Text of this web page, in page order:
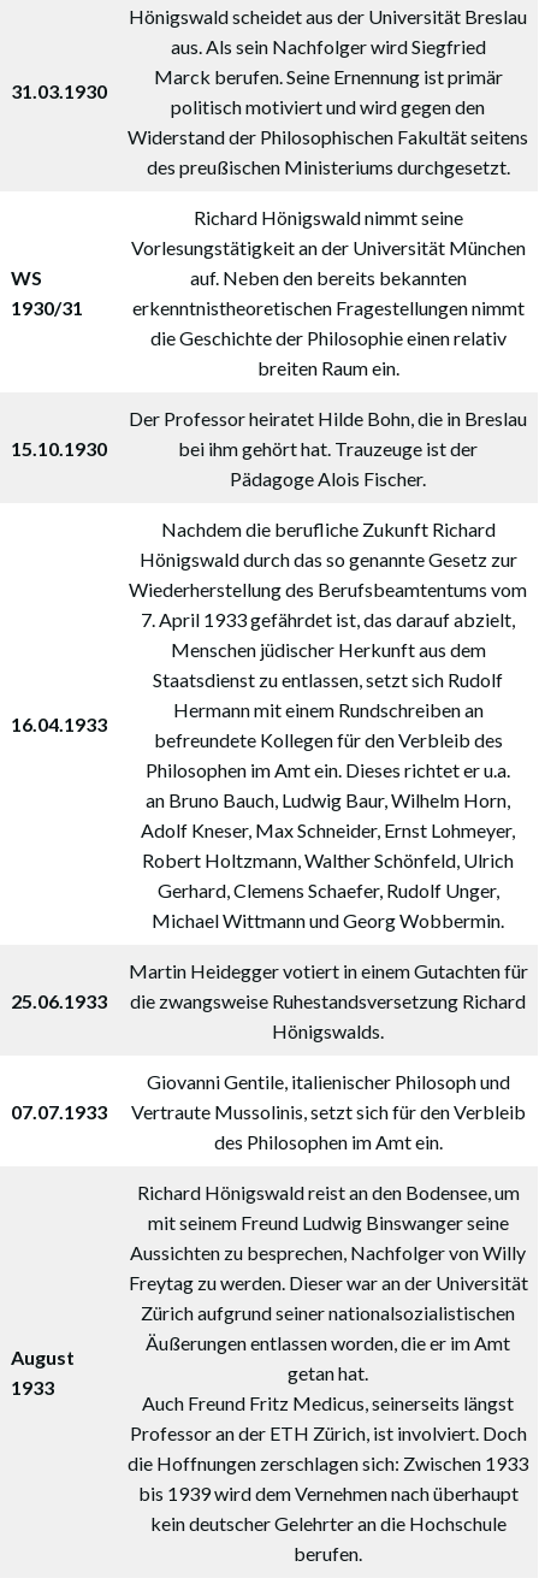
31.03.1930
Hönigswald scheidet aus der Universität Breslau
aus. Als sein Nachfolger wird Siegfried
Marck berufen. Seine Ernennung ist primär
politisch motiviert und wird gegen den
Widerstand der Philosophischen Fakultät seitens
des preußischen Ministeriums durchgesetzt.
WS
1930/31
Richard Hönigswald nimmt seine
Vorlesungstätigkeit an der Universität München
auf. Neben den bereits bekannten
erkenntnistheoretischen Fragestellungen nimmt
die Geschichte der Philosophie einen relativ
breiten Raum ein.
15.10.1930
Der Professor heiratet Hilde Bohn, die in Breslau
bei ihm gehört hat. Trauzeuge ist der
Pädagoge Alois Fischer.
16.04.1933
Nachdem die berufliche Zukunft Richard
Hönigswald durch das so genannte Gesetz zur
Wiederherstellung des Berufsbeamtentums vom
7. April 1933 gefährdet ist, das darauf abzielt,
Menschen jüdischer Herkunft aus dem
Staatsdienst zu entlassen, setzt sich Rudolf
Hermann mit einem Rundschreiben an
befreundete Kollegen für den Verbleib des
Philosophen im Amt ein. Dieses richtet er u.a.
an Bruno Bauch, Ludwig Baur, Wilhelm Horn,
Adolf Kneser, Max Schneider, Ernst Lohmeyer,
Robert Holtzmann, Walther Schönfeld, Ulrich
Gerhard, Clemens Schaefer, Rudolf Unger,
Michael Wittmann und Georg Wobbermin.
25.06.1933
Martin Heidegger votiert in einem Gutachten für
die zwangsweise Ruhestandsversetzung Richard
Hönigswalds.
07.07.1933
Giovanni Gentile, italienischer Philosoph und
Vertraute Mussolinis, setzt sich für den Verbleib
des Philosophen im Amt ein.
August
1933
Richard Hönigswald reist an den Bodensee, um
mit seinem Freund Ludwig Binswanger seine
Aussichten zu besprechen, Nachfolger von Willy
Freytag zu werden. Dieser war an der Universität
Zürich aufgrund seiner nationalsozialistischen
Äußerungen entlassen worden, die er im Amt
getan hat.
Auch Freund Fritz Medicus, seinerseits längst
Professor an der ETH Zürich, ist involviert. Doch
die Hoffnungen zerschlagen sich: Zwischen 1933
bis 1939 wird dem Vernehmen nach überhaupt
kein deutscher Gelehrter an die Hochschule
berufen.